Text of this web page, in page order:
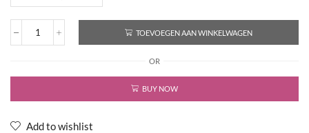
Enviro
Hair
Firm
aantal
TOEVOEGEN AAN WINKELWAGEN
OR
BUY NOW
Add to wishlist